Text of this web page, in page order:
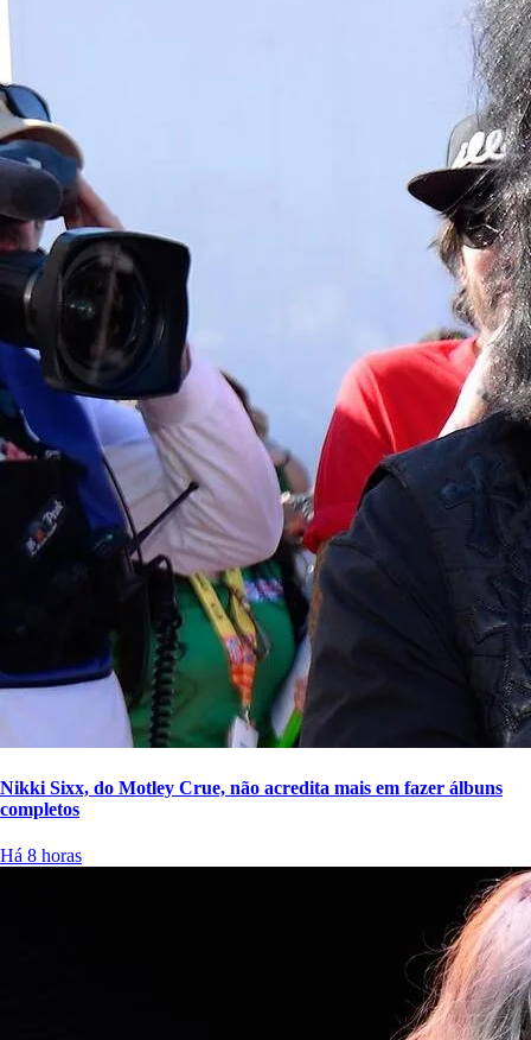
Nikki Sixx, do Motley Crue, não acredita mais em fazer álbuns
completos
Há 8 horas